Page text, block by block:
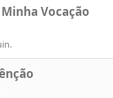
Vocação